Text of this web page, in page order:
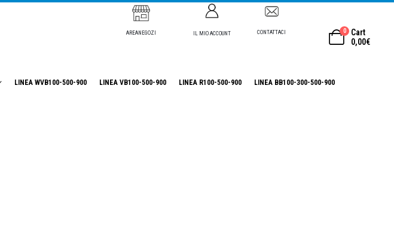
AREANEGOZI IL MIO ACCOUNT CONTATTACI 0
Cart
0,00€
LINEA WVB100-500-900 LINEA VB100-500-900 LINEA R100-500-900 LINEA BB100-300-500-900